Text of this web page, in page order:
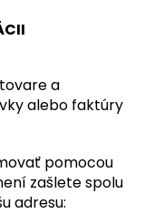
a
alebo faktúry
pomocou
zašlete spolu
adresu: